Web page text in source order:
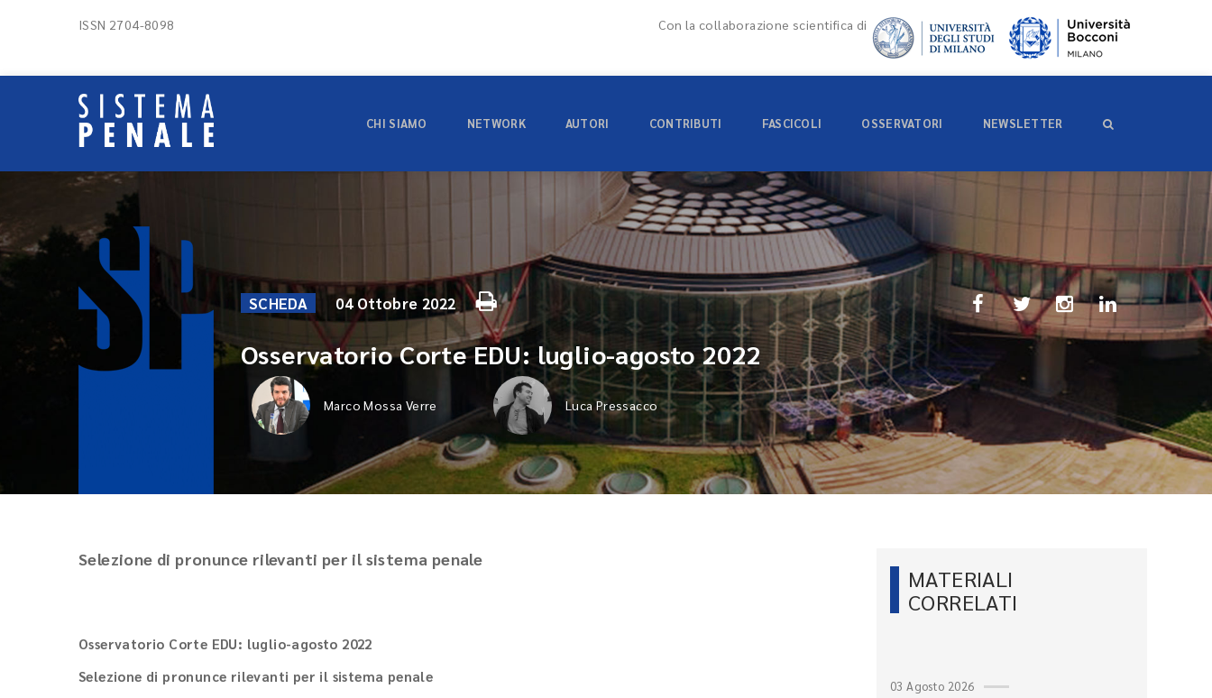
ISSN 2704-8098 Con la collaborazione scientifica di
CHI SIAMO NETWORK AUTORI CONTRIBUTI FASCICOLI OSSERVATORI NEWSLETTER
SCHEDA 04 Ottobre 2022
Osservatorio Corte EDU: luglio-agosto 2022
Marco Mossa Verre Luca Pressacco
Selezione di pronunce rilevanti per il sistema penale
Osservatorio Corte EDU: luglio-agosto 2022
Selezione di pronunce rilevanti per il sistema penale
MATERIALI
CORRELATI
03 Agosto 2026